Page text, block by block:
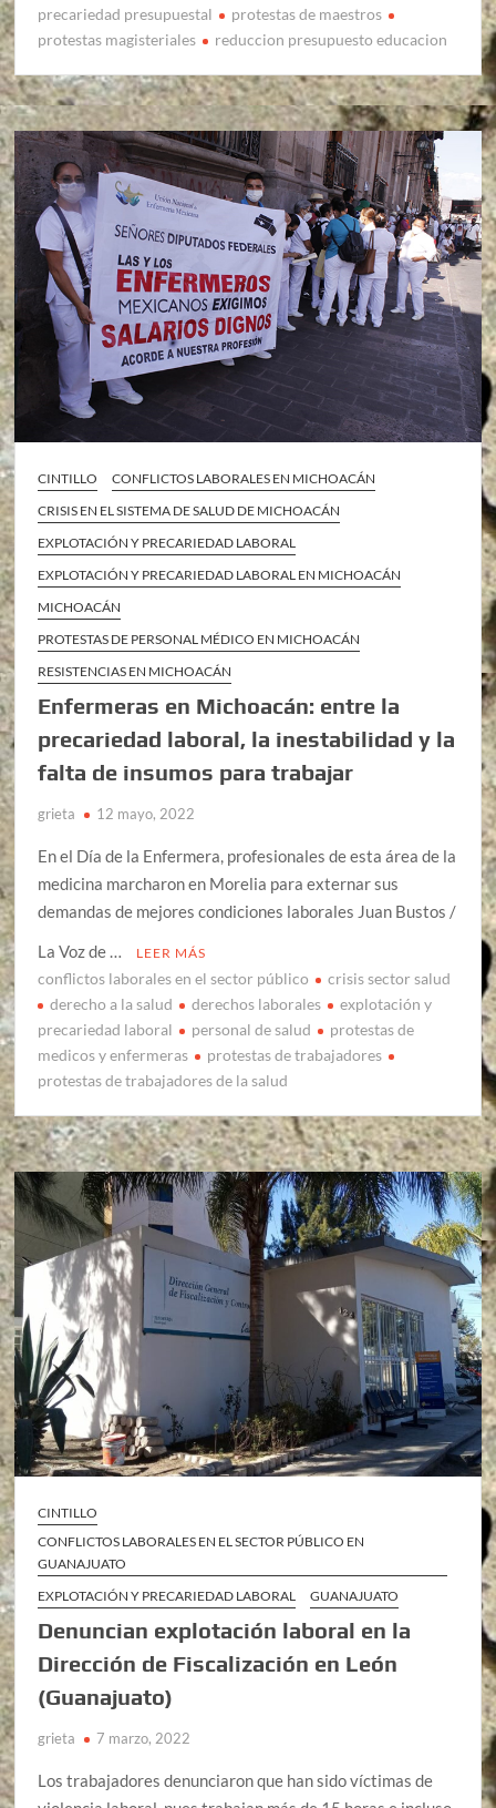
precariedad presupuestal
protestas de maestros
protestas magisteriales
reduccion presupuesto educacion
CINTILLO
CONFLICTOS LABORALES EN MICHOACÁN
CRISIS EN EL SISTEMA DE SALUD DE MICHOACÁN
EXPLOTACIÓN Y PRECARIEDAD LABORAL
EXPLOTACIÓN Y PRECARIEDAD LABORAL EN MICHOACÁN
MICHOACÁN
PROTESTAS DE PERSONAL MÉDICO EN MICHOACÁN
RESISTENCIAS EN MICHOACÁN
Enfermeras en Michoacán: entre la
precariedad laboral, la inestabilidad y la
falta de insumos para trabajar
grieta 12 mayo, 2022
En el Día de la Enfermera, profesionales de esta área de la
medicina marcharon en Morelia para externar sus
demandas de mejores condiciones laborales Juan Bustos /
La Voz de …
LEER MÁS
conflictos laborales en el sector público
crisis sector salud
derecho a la salud
derechos laborales
explotación y
precariedad laboral
personal de salud
protestas de
medicos y enfermeras
protestas de trabajadores
protestas de trabajadores de la salud
CINTILLO
CONFLICTOS LABORALES EN EL SECTOR PÚBLICO EN
GUANAJUATO
EXPLOTACIÓN Y PRECARIEDAD LABORAL
GUANAJUATO
Denuncian explotación laboral en la
Dirección de Fiscalización en León
(Guanajuato)
grieta 7 marzo, 2022
Los trabajadores denunciaron que han sido víctimas de